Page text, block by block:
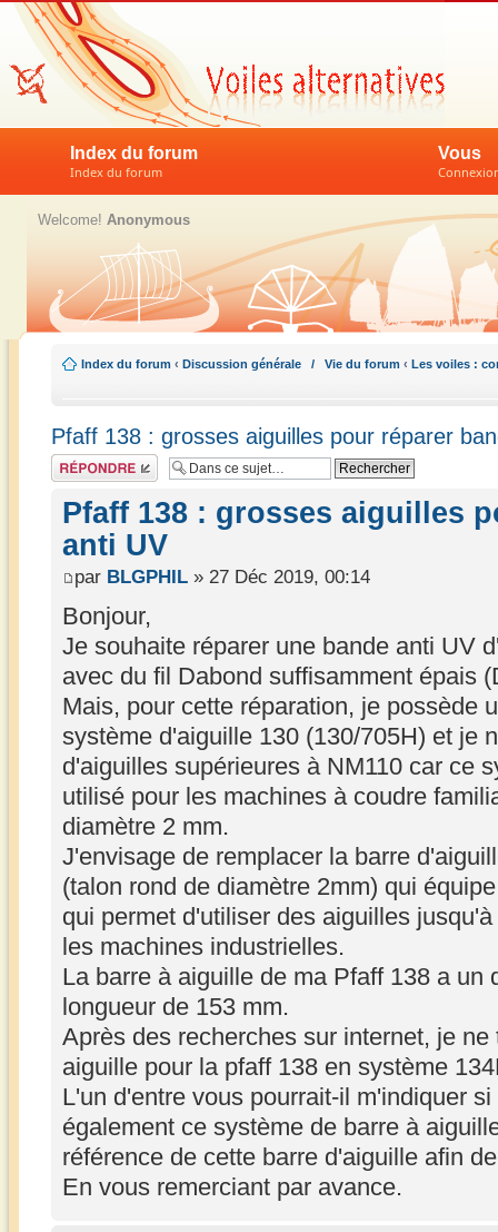
Index du forum
Index du forum
Vous
Welcome! Anonymous
Index du forum ‹ Discussion générale / Vie du forum ‹ Les voiles :
Pfaff 138 : grosses aiguilles pour réparer
Répondre
Pfaff 138 : grosses aiguilles
anti UV
par BLGPHIL » 27 Déc 2019, 00:14
Bonjour,
Je souhaite réparer une bande anti UV
avec du fil Dabond suffisamment épais
Mais, pour cette réparation, je possède
système d'aiguille 130 (130/705H) et je
d'aiguilles supérieures à NM110 car ce
utilisé pour les machines à coudre
diamètre 2 mm.
J'envisage de remplacer la barre
(talon rond de diamètre 2mm) qui
qui permet d'utiliser des aiguilles
les machines industrielles.
La barre à aiguille de ma Pfaff 138 a un
longueur de 153 mm.
Après des recherches sur internet, je
aiguille pour la pfaff 138 en système
L'un d'entre vous pourrait-il m'indiquer
également ce système de barre à
référence de cette barre d'aiguille afin
En vous remerciant par avance.